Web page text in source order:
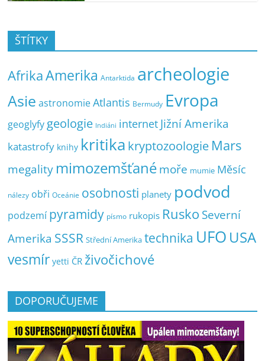
ŠTÍTKY
AfrikaAmerika Antarktida archeologie
Asie astronomie Atlantis Bermudy Evropa
geoglyfy geologie Indiáni internet Jižní Amerika
katastrofy knihy kritika kryptozoologie Mars
megality mimozemšťanémoře mumie Měsíc
nálezy obři Oceánie osobnosti planety podvod
podzemí pyramidy písmo rukopis Rusko Severní
Amerika SSSR Střední Amerika technika UFO USA
vesmír yetti ČR živočichové
DOPORUČUJEME